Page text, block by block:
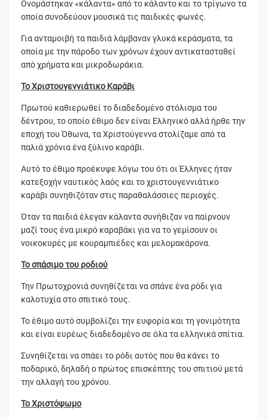
Ονομάστηκαν «κάλαντα» από το κάλαντο και το τρίγωνο τα
οποία συνοδεύουν μουσικά τις παιδικές φωνές.
Για ανταμοιβή τα παιδιά λάμβαναν γλυκά κεράσματα, τα
οποία με την πάροδο των χρόνων έχουν αντικατασταθεί
από χρήματα και μικροδωράκια.
Το Χριστουγεννιάτικο Καράβι
Πρωτού καθιερωθεί το διαδεδομένο στόλισμα του
δέντρου, το οποίο έθιμο δεν είναι Ελληνικό αλλά ήρθε την
εποχή του Όθωνα, τα Χριστούγεννα στολίζαμε από τα
παλιά χρόνια ένα ξύλινο καράβι.
Αυτό το έθιμο προέκυψε λόγω του ότι οι Έλληνες ήταν
κατεξοχήν ναυτικός λαός και το χριστουγεννιάτικο
καράβι συνηθιζόταν στις παραθαλάσσιες περιοχές.
Όταν τα παιδιά έλεγαν κάλαντα συνήθιζαν να παίρνουν
μαζί τους ένα μικρό καραβάκι για να το γεμίσουν οι
νοικοκυρές με κουραμπιέδες και μελομακάρονα.
Το σπάσιμο του ροδιού
Την Πρωτοχρονιά συνηθίζεται να σπάνε ένα ρόδι για
καλοτυχία στο σπιτικό τους.
Το έθιμο αυτό συμβολίζει την ευφορία και τη γονιμότητα
και είναι ευρέως διαδεδομένο σε όλα τα ελληνικά σπίτια.
Συνηθίζεται να σπάει το ρόδι αυτός που θα κάνει το
ποδαρικό, δηλαδή ο πρώτος επισκέπτης του σπιτιού μετά
την αλλαγή του χρόνου.
Το Χριστόψωμο